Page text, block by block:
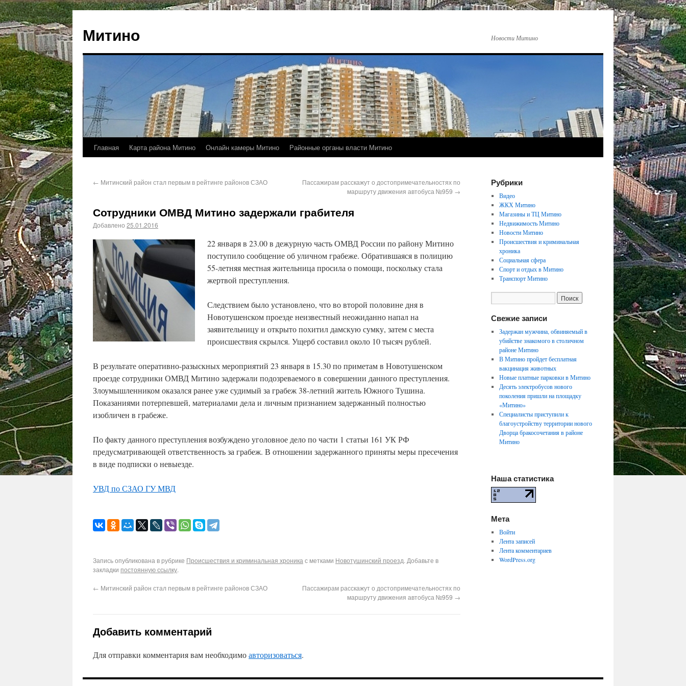
Митино Новости Митино
Главная Карта района Митино Онлайн камеры Митино Районные органы власти Митино
← Митинский район стал первым в рейтинге районов СЗАО
Пассажирам расскажут о достопримечательностях по
маршруту движения автобуса №959 →
Сотрудники ОМВД Митино задержали грабителя
Добавлено 25.01.2016
22 января в 23.00 в дежурную часть ОМВД России по району Митино
поступило сообщение об уличном грабеже. Обратившаяся в полицию
55-летняя местная жительница просила о помощи, поскольку стала
жертвой преступления.
Следствием было установлено, что во второй половине дня в
Новотушенском проезде неизвестный неожиданно напал на
заявительницу и открыто похитил дамскую сумку, затем с места
происшествия скрылся. Ущерб составил около 10 тысяч рублей.
В результате оперативно-разыскных мероприятий 23 января в 15.30 по приметам в Новотушенском
проезде сотрудники ОМВД Митино задержали подозреваемого в совершении данного преступления.
Злоумышленником оказался ранее уже судимый за грабеж 38-летний житель Южного Тушина.
Показаниями потерпевшей, материалами дела и личным признанием задержанный полностью
изобличен в грабеже.
По факту данного преступления возбуждено уголовное дело по части 1 статьи 161 УК РФ
предусматривающей ответственность за грабеж. В отношении задержанного приняты меры пресечения
в виде подписки о невыезде.
УВД по СЗАО ГУ МВД
Запись опубликована в рубрике Происшествия и криминальная хроника с метками Новотушинский проезд. Добавьте в
закладки постоянную ссылку.
← Митинский район стал первым в рейтинге районов СЗАО
Пассажирам расскажут о достопримечательностях по
маршруту движения автобуса №959 →
Добавить комментарий
Для отправки комментария вам необходимоавторизоваться.
Рубрики
Видео
ЖКХ Митино
Магазины и ТЦ Митино
Недвижимость Митино
Новости Митино
Происшествия и криминальная
хроника
Социальная сфера
Спорт и отдых в Митино
Транспорт Митино
Свежие записи
Задержан мужчина, обвиняемый в
убийстве знакомого в столичном
районе Митино
В Митино пройдет бесплатная
вакцинация животных
Новые платные парковки в Митино
Десять электробусов нового
поколения пришли на площадку
«Митино»
Специалисты приступили к
благоустройству территории нового
Дворца бракосочетания в районе
Митино
Наша статистика
Мета
Войти
Лента записей
Лента комментариев
WordPress.org